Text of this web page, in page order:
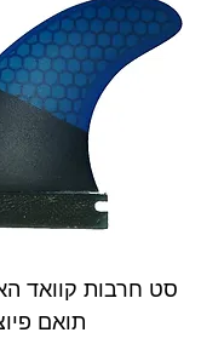
סט חרבות קוואד
תואם